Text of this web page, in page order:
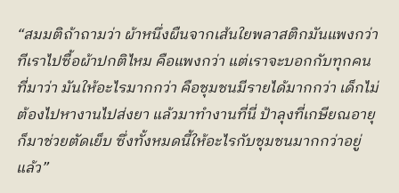
“สมมติถ้าถามว่า ผ้าหนึ่งผืนจากเส้นใยพลาสติกมันแพงกว่า
ทีเราไปซื้อผ้าปกติไหม คือแพงกว่า แต่เราจะบอกกับทุกคน
ที่มาว่า มันให้อะไรมากกว่า คือชุมชนมีรายได้มากกว่า เด็กไม่
ต้องไปหางานไปส่งยา แล้วมาทำงานที่นี่ ป้าลุงที่เกษียณอายุ
ก็มาช่วยตัดเย็บ ซึ่งทั้งหมดนี้ให้อะไรกับชุมชนมากกว่าอยู่
แล้ว”